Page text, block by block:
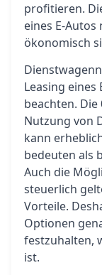
profitieren.
eines E-
ökonomisch
Leasing eines
beachten. Die
Nutzung von
kann
bedeuten als
Auch die
steuerlich
Vorteile.
Optionen
festzuhalten,
ist.